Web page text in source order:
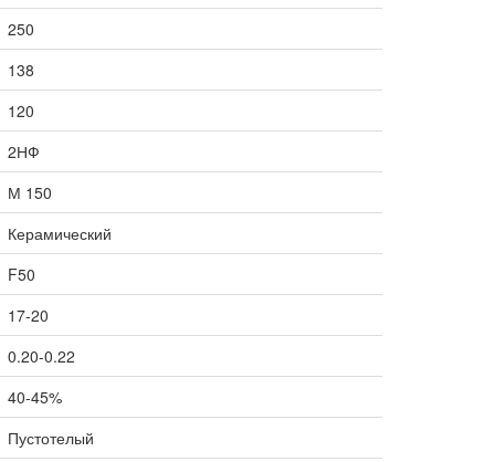
250
138
120
2НФ
М 150
Керамический
F50
17-20
0.20-0.22
40-45%
Пустотелый